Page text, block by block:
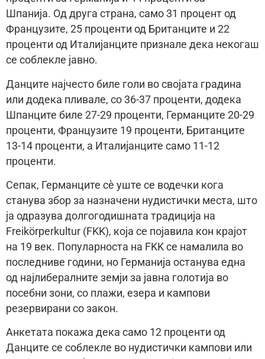
Шпанија. Од друга страна, само 31 процент од
Французите, 25 проценти од Британците и 22
проценти од Италијанците признале дека некогаш
се соблекле јавно.
Данците најчесто биле голи во својата градина
или додека пливале, со 36-37 проценти, додека
Шпанците биле 27-29 проценти, Германците 20-29
проценти, Французите 19 проценти, Британците
13-14 проценти, а Италијанците само 11-12
проценти.
Сепак, Германците сè уште се водечки кога
станува збор за назначени нудистички места, што
ја одразува долгогодишната традиција на
Freikörperkultur (FKK), која се појавила кон крајот
на 19 век. Популарноста на FKK се намалила во
последниве години, но Германија останува една
од најлибералните земји за јавна голотија во
посебни зони, со плажи, езера и кампови
резервирани со закон.
Анкетата покажа дека само 12 проценти од
Данците се соблекле во нудистички кампови или